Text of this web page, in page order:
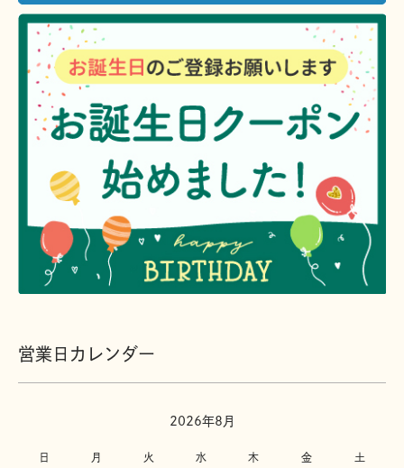
営業日カレンダー
2026年8月
日 月 火 水 木 金 土